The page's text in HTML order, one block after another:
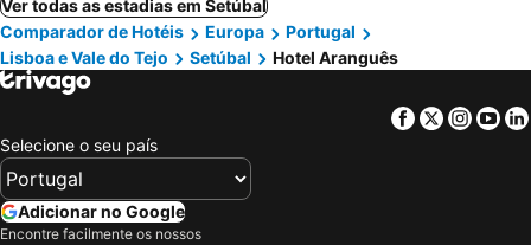
Ver todas as estadias em Setúbal
Comparador de Hotéis
Europa
Portugal
Lisboa e Vale do Tejo
Setúbal Hotel Aranguês
Facebook
Twitter
Selecione o seu país
Adicionar no Google
Encontre facilmente os nossos